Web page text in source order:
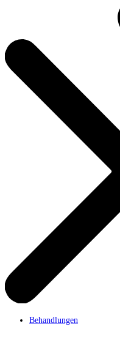
Behandlungen